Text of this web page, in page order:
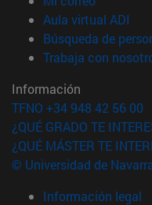
Aula virtual ADI
Búsqueda de
Trabaja con
Información
TFNO +34 948 42 56 00
¿QUÉ GRADO TE
¿QUÉ MÁSTER TE
© Universidad de
Información legal